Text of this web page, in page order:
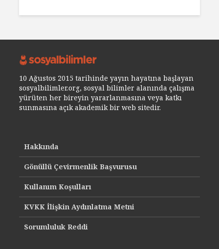
10 Ağustos 2015 tarihinde yayın hayatına başlayan
sosyalbilimler.org, sosyal bilimler alanında çalışma
yürüten her bireyin yararlanmasına veya katkı
sunmasına açık akademik bir web sitedir.
Hakkında
Gönüllü Çevirmenlik Başvurusu
Kullanım Koşulları
KVKK İlişkin Aydınlatma Metni
Sorumluluk Reddi